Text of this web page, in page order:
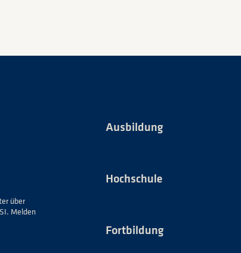
über
Melden
Ausbildung
Hochschule
Fortbildung